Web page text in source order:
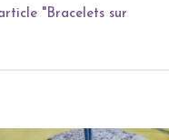
"Bracelets sur